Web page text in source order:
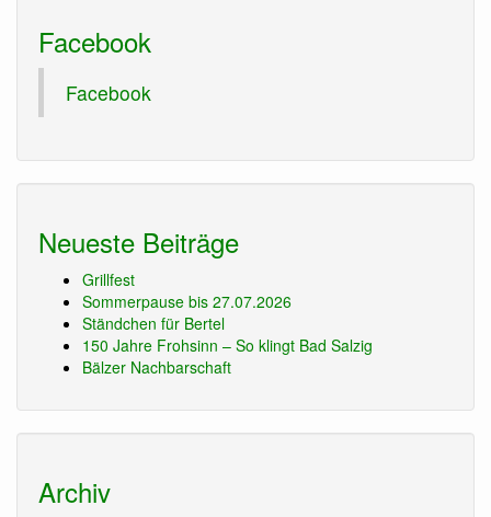
Facebook
Facebook
Neueste Beiträge
Grillfest
Sommerpause bis 27.07.2026
Ständchen für Bertel
150 Jahre Frohsinn – So klingt Bad Salzig
Bälzer Nachbarschaft
Archiv